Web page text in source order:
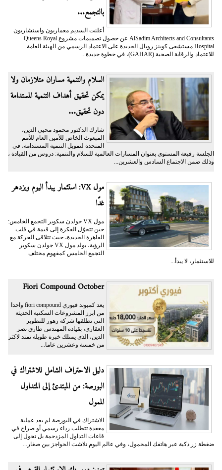
بالتجمع...
أعلنت السديم معماريون واستشاريون
AlSadim Architects and Consultants عن حصول تصميمات مشروع Queens Royal
Hospital مستشفى كوينز رويال الجديدة على الاعتماد الرسمي من الهيئة العامة
للاعتماد والرقابة الصحية (GAHAR)، في خطوة جديدة...
السلام والتنمية مساران متلازمان ولا
يمكن تحقيق أهداف التنمية المستدامة
دون تحقيق...
شارك الدكتور محمود محيي الدين،
المبعوث الخاص للأمين العام للأمم
المتحدة لتمويل التنمية المستدامة، في
الجلسة رفيعة المستوى بعنوان المسارات العالمية للسلام والتنمية: دروس من القيادة ،
وذلك ضمن الاجتماع السادس والعشرين...
مول VX: استثمار يبدأ اليوم ويزدهر
غدًا
مول VX جولدن سكوير التجمع الخامس:
حين تتحوّل الفكرة إلى قيمة في قلب
القاهرة الجديدة، حيث تتلاقى الحركة مع
الرؤية، يولد مول VX جولدن سكوير
التجمع الخامس كمفهوم مختلف
للاستثمار، لا يبدأ...
Fiori Compound October
يعد كمبوند فيوري fiori compound واحدا
من ابرز المشروعات السكنية الحديثة
التي تطلقها شركة زهور للتطوير
العقاري، بقيادة المهندس طارق نصر
الدين، الذي يمتلك خبرة طويلة تمتد لاكثر
من خمسة وعشرين عاما...
دليل الاحتراف الشامل للاشتراك في
البورصة: من المبتدئ إلى المتداول
الممول
الاشتراك في البورصة لم يعد عملية
معقدة تتطلب رداء رسمي أو صراخ في
قاعات التداول المزدحمة بل تحول إلى
ضغطة زر ذكية عبر هاتفك المحمول، وفي عالم اليوم تلاشت الحواجز بين صغار...